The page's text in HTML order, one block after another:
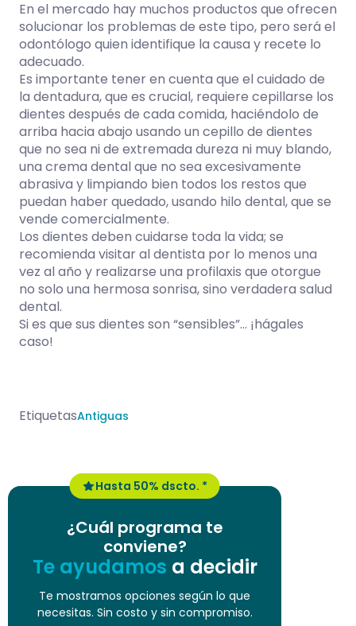
En el mercado hay muchos productos que ofrecen
solucionar los problemas de este tipo, pero será el
odontólogo quien identifique la causa y recete lo
adecuado.
Es importante tener en cuenta que el cuidado de
la dentadura, que es crucial, requiere cepillarse los
dientes después de cada comida, haciéndolo de
arriba hacia abajo usando un cepillo de dientes
que no sea ni de extremada dureza ni muy blando,
una crema dental que no sea excesivamente
abrasiva y limpiando bien todos los restos que
puedan haber quedado, usando hilo dental, que se
vende comercialmente.
Los dientes deben cuidarse toda la vida; se
recomienda visitar al dentista por lo menos una
vez al año y realizarse una profilaxis que otorgue
no solo una hermosa sonrisa, sino verdadera salud
dental.
Si es que sus dientes son “sensibles”... ¡hágales
caso!
EtiquetasAntiguas
Hasta 50% dscto. *
¿Cuál programa te
conviene?
Te ayudamos a decidir
Te mostramos opciones según lo que
necesitas. Sin costo y sin compromiso.